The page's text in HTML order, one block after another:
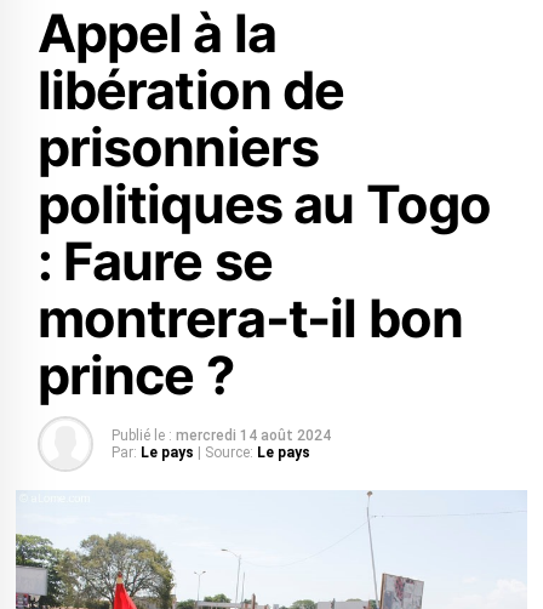
Appel à la
libération de
prisonniers
politiques au Togo
: Faure se
montrera-t-il bon
prince ?
Publié le : mercredi 14 août 2024
Par: Le pays | Source: Le pays